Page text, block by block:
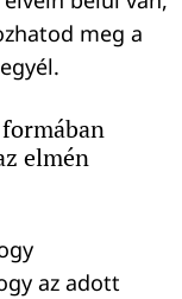
meg a
elmén
az adott